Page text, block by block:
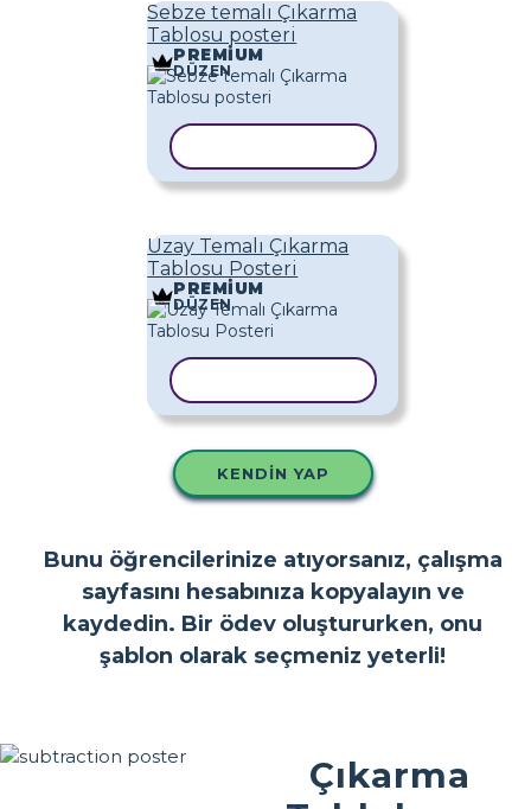
Sebze temalı Çıkarma
Tablosu posteri
PREMIUM
DÜZEN
Uzay Temalı Çıkarma
Tablosu Posteri
PREMIUM
DÜZEN
KENDIN YAP
Bunu öğrencilerinize atıyorsanız, çalışma
sayfasını hesabınıza kopyalayın ve
kaydedin. Bir ödev oluştururken, onu
şablon olarak seçmeniz yeterli!
Çıkarma